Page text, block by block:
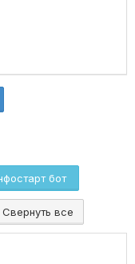
бот
Свернуть все